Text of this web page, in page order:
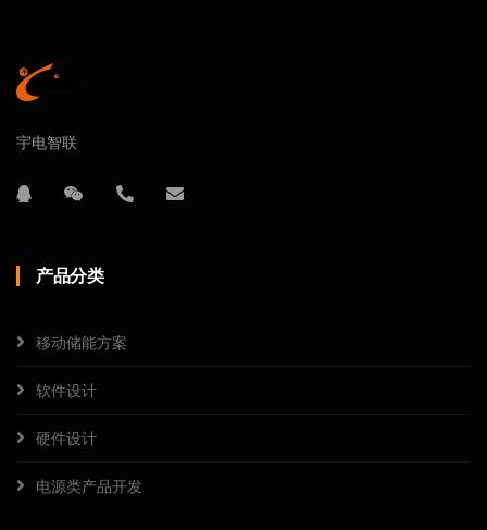
宇电智联
产品分类
移动储能方案
软件设计
硬件设计
电源类产品开发